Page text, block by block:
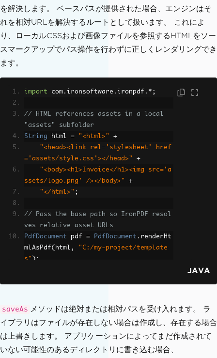
を解決します。 ベースパスが提供された場合、エンジンはそ
れを相対URLを解決するルートとして扱います。 これによ
り、ローカルCSSおよび画像ファイルを参照するHTMLをソー
スマークアップでパス操作を行わずに正しくレンダリングでき
ます。
import com . ironsoftware . ironpdf .*;
// HTML references assets in a local
"assets" subfolder
String html = "<html>"
+
"<head><link rel='stylesheet' href
='assets/style.css'></head>"
+
"<body><h1>Invoice</h1><img src='a
ssets/logo.png' /></body>"
+
"</html>" ;
// Pass the base path so IronPDF resol
ves relative asset URLs
PdfDocument pdf = PdfDocument . renderHt
mlAsPdf( html ,
"C:/my-project/template
s" );
JAVA
saveAs メソッドは絶対または相対パスを受け入れます。 ラ
イブラリはファイルが存在しない場合は作成し、存在する場合
は上書きします。 アプリケーションによってまだ作成されて
いない可能性のあるディレクトリに書き込む場合、